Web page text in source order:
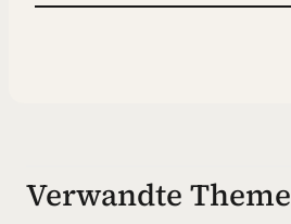
Verwandte